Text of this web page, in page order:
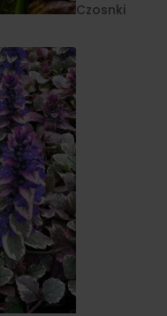
Czosnki